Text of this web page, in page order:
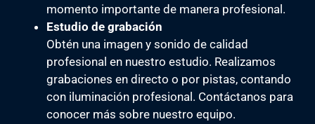
momento importante de manera profesional.
Estudio de grabación
Obtén una imagen y sonido de calidad
profesional en nuestro estudio. Realizamos
grabaciones en directo o por pistas, contando
con iluminación profesional. Contáctanos para
conocer más sobre nuestro equipo.